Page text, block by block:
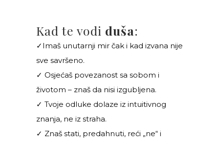
Kad te vodi duša:
✓Imaš unutarnji mir čak i kad izvana nije
sve savršeno.
✓ Osjećaš povezanost sa sobom i
životom – znaš da nisi izgubljena.
✓ Tvoje odluke dolaze iz intuitivnog
znanja, ne iz straha.
✓ Znaš stati, predahnuti, reći „ne“ i